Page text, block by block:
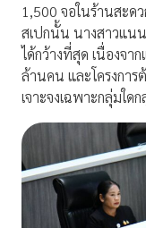
1,500 จอในร้านสะด
สเปกนั้น นางสาวแน
ได้กว้างที่สุด เนื่องจา
ล้านคน และโครงการ
เจาะจงเฉพาะกลุ่มใด